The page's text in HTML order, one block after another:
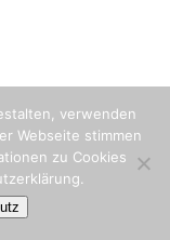
verwenden
Webseite stimmen
zu Cookies